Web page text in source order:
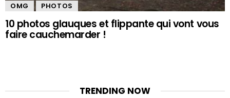
OMG PHOTOS
10 photos glauques et flippante qui vont vous
faire cauchemarder !
TRENDING NOW